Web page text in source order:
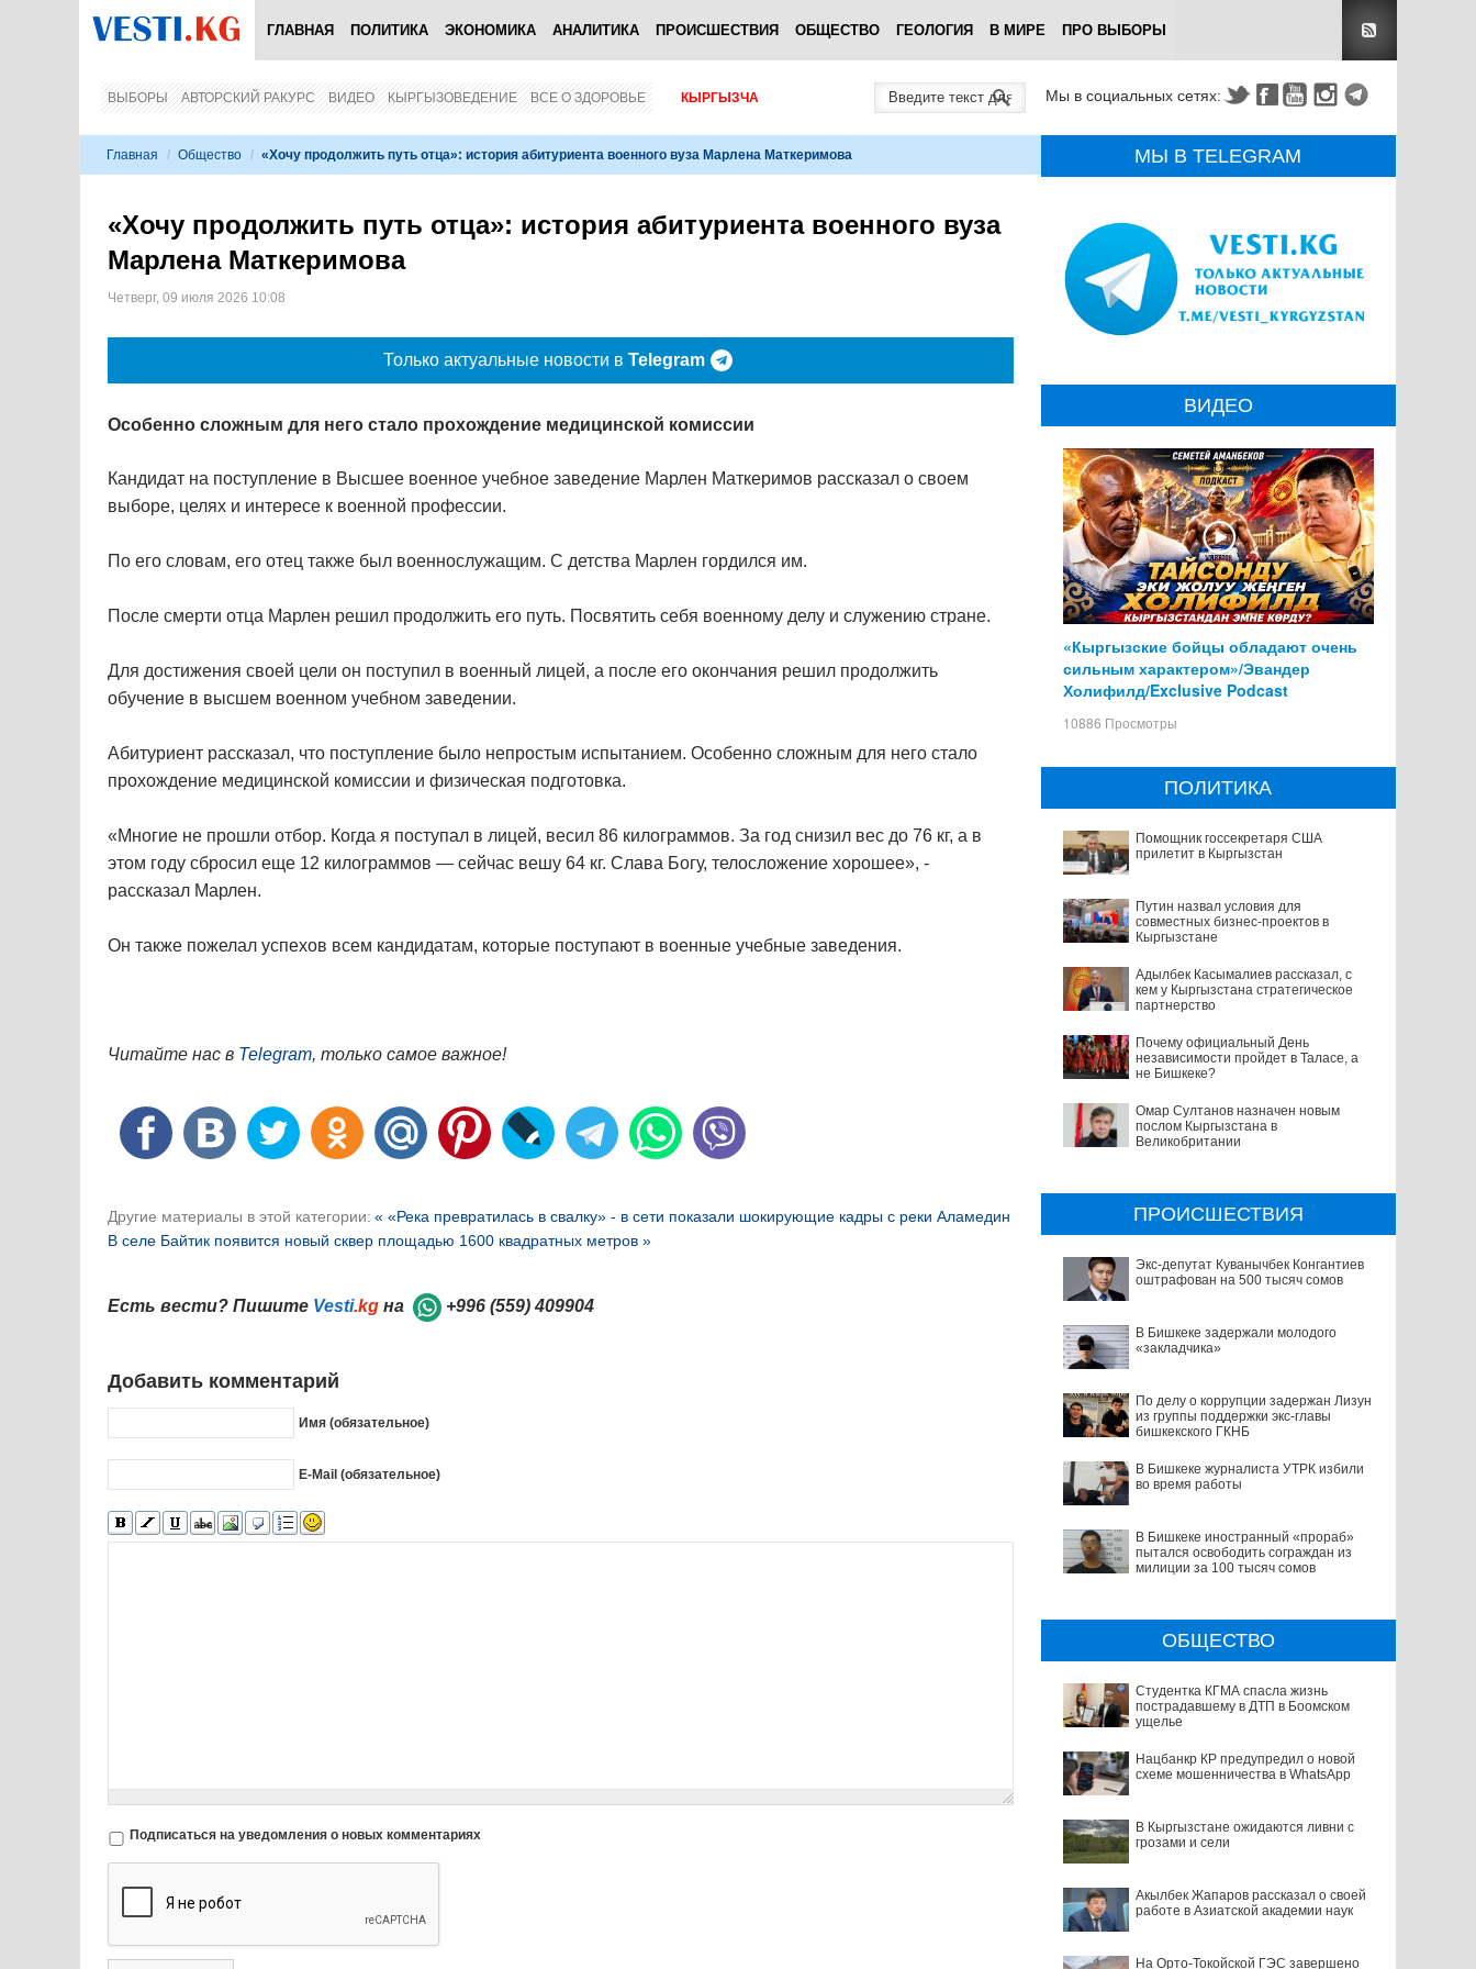
ГЛАВНАЯ ПОЛИТИКА ЭКОНОМИКА АНАЛИТИКА ПРОИСШЕСТВИЯ ОБЩЕСТВО ГЕОЛОГИЯ В МИРЕ ПРО ВЫБОРЫ
ВЫБОРЫ АВТОРСКИЙ РАКУРС ВИДЕО КЫРГЫЗОВЕДЕНИЕ ВСЕ О ЗДОРОВЬЕ КЫРГЫЗЧА Мы в социальных сетях:
Главная / Общество / «Хочу продолжить путь отца»: история абитуриента военного вуза Марлена Маткеримова
«Хочу продолжить путь отца»: история абитуриента военного вуза
Марлена Маткеримова
Четверг, 09 июля 2026 10:08
Только актуальные новости в Telegram
Особенно сложным для него стало прохождение медицинской комиссии
Кандидат на поступление в Высшее военное учебное заведение Марлен Маткеримов рассказал о своем
выборе, целях и интересе к военной профессии.
По его словам, его отец также был военнослужащим. С детства Марлен гордился им.
После смерти отца Марлен решил продолжить его путь. Посвятить себя военному делу и служению стране.
Для достижения своей цели он поступил в военный лицей, а после его окончания решил продолжить
обучение в высшем военном учебном заведении.
Абитуриент рассказал, что поступление было непростым испытанием. Особенно сложным для него стало
прохождение медицинской комиссии и физическая подготовка.
«Многие не прошли отбор. Когда я поступал в лицей, весил 86 килограммов. За год снизил вес до 76 кг, а в
этом году сбросил еще 12 килограммов — сейчас вешу 64 кг. Слава Богу, телосложение хорошее», -
рассказал Марлен.
Он также пожелал успехов всем кандидатам, которые поступают в военные учебные заведения.
Читайте нас в Telegram, только самое важное!
Другие материалы в этой категории: « «Река превратилась в свалку» - в сети показали шокирующие кадры с реки Аламедин
В селе Байтик появится новый сквер площадью 1600 квадратных метров »
Есть вести? Пишите Vesti.kg на +996 (559) 409904
Добавить комментарий
Имя (обязательное)
E-Mail (обязательное)
Подписаться на уведомления о новых комментариях
МЫ В TELEGRAM
ВИДЕО
«Кыргызские бойцы обладают очень
сильным характером»/Эвандер
Холифилд/Exclusive Podcast
10886 Просмотры
ПОЛИТИКА
Помощник госсекретаря США
прилетит в Кыргызстан
Путин назвал условия для
совместных бизнес-проектов в
Кыргызстане
Адылбек Касымалиев рассказал, с
кем у Кыргызстана стратегическое
партнерство
Почему официальный День
независимости пройдет в Таласе, а
не Бишкеке?
Омар Султанов назначен новым
послом Кыргызстана в
Великобритании
ПРОИСШЕСТВИЯ
Экс-депутат Куванычбек Конгантиев
оштрафован на 500 тысяч сомов
В Бишкеке задержали молодого
«закладчика»
По делу о коррупции задержан Лизун
из группы поддержки экс-главы
бишкекского ГКНБ
В Бишкеке журналиста УТРК избили
во время работы
В Бишкеке иностранный «прораб»
пытался освободить сограждан из
милиции за 100 тысяч сомов
ОБЩЕСТВО
Студентка КГМА спасла жизнь
пострадавшему в ДТП в Боомском
ущелье
Нацбанкр КР предупредил о новой
схеме мошенничества в WhatsApp
В Кыргызстане ожидаются ливни с
грозами и сели
Акылбек Жапаров рассказал о своей
работе в Азиатской академии наук
На Орто-Токойской ГЭС завершено